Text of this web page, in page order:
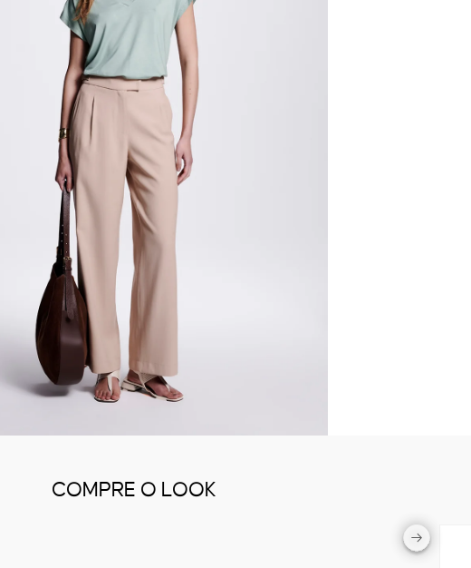
COMPRE O LOOK